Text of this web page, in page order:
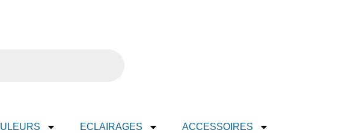
ECLAIRAGES
ACCESSOIRES